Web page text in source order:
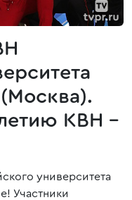
КВН -
университета
Участники